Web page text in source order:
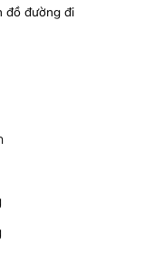
đồ đường đi